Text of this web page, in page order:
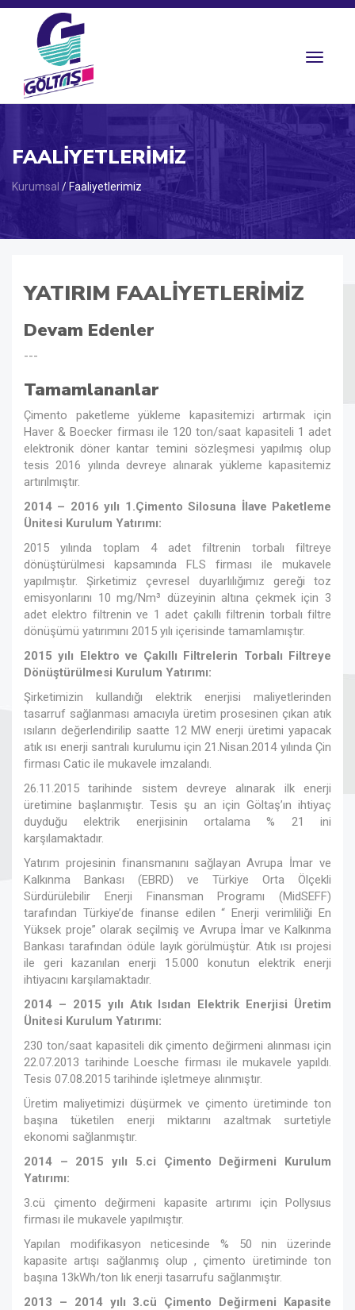
Toggle
FAALIYETLERIMIZ
Kurumsal / Faaliyetlerimiz
YATIRIM FAALIYETLERIMIZ
Devam Edenler
---
Tamamlananlar
Çimento paketleme yükleme kapasitemizi artırmak için
Haver & Boecker firması ile 120 ton/saat kapasiteli 1 adet
elektronik döner kantar temini sözleşmesi yapılmış olup
tesis 2016 yılında devreye alınarak yükleme kapasitemiz
artırılmıştır.
2014 – 2016 yılı 1.Çimento Silosuna İlave Paketleme
Ünitesi Kurulum Yatırımı:
2015 yılında toplam 4 adet filtrenin torbalı filtreye
dönüştürülmesi kapsamında FLS firması ile mukavele
yapılmıştır. Şirketimiz çevresel duyarlılığımız gereği toz
emisyonlarını 10 mg/Nm³ düzeyinin altına çekmek için 3
adet elektro filtrenin ve 1 adet çakıllı filtrenin torbalı filtre
dönüşümü yatırımını 2015 yılı içerisinde tamamlamıştır.
2015 yılı Elektro ve Çakıllı Filtrelerin Torbalı Filtreye
Dönüştürülmesi Kurulum Yatırımı:
Şirketimizin kullandığı elektrik enerjisi maliyetlerinden
tasarruf sağlanması amacıyla üretim prosesinen çıkan atık
ısıların değerlendirilip saatte 12 MW enerji üretimi yapacak
atık ısı enerji santralı kurulumu için 21.Nisan.2014 yılında Çin
firması Catic ile mukavele imzalandı.
26.11.2015 tarihinde sistem devreye alınarak ilk enerji
üretimine başlanmıştır. Tesis şu an için Göltaş’ın ihtiyaç
duyduğu elektrik enerjisinin ortalama % 21 ini
karşılamaktadır.
Yatırım projesinin finansmanını sağlayan Avrupa İmar ve
Kalkınma Bankası (EBRD) ve Türkiye Orta Ölçekli
Sürdürülebilir Enerji Finansman Programı (MidSEFF)
tarafından Türkiye’de finanse edilen “ Enerji verimliliği En
Yüksek proje” olarak seçilmiş ve Avrupa İmar ve Kalkınma
Bankası tarafından ödüle layık görülmüştür. Atık ısı projesi
ile geri kazanılan enerji 15.000 konutun elektrik enerji
ihtiyacını karşılamaktadır.
2014 – 2015 yılı Atık Isıdan Elektrik Enerjisi Üretim
Ünitesi Kurulum Yatırımı:
230 ton/saat kapasiteli dik çimento değirmeni alınması için
22.07.2013 tarihinde Loesche firması ile mukavele yapıldı.
Tesis 07.08.2015 tarihinde işletmeye alınmıştır.
Üretim maliyetimizi düşürmek ve çimento üretiminde ton
başına tüketilen enerji miktarını azaltmak surtetiyle
ekonomi sağlanmıştır.
2014 – 2015 yılı 5.ci Çimento Değirmeni Kurulum
Yatırımı:
3.cü çimento değirmeni kapasite artırımı için Pollysıus
firması ile mukavele yapılmıştır.
Yapılan modifikasyon neticesinde % 50 nin üzerinde
kapasite artışı sağlanmış olup , çimento üretiminde ton
başına 13kWh/ton lık enerji tasarrufu sağlanmıştır.
2013 – 2014 yılı 3.cü Çimento Değirmeni Kapasite